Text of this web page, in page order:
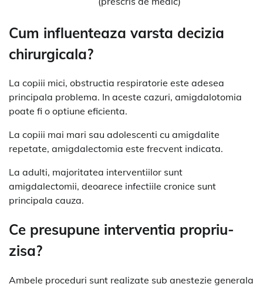
Cum influenteaza varsta decizia
chirurgicala?
La copiii mici, obstructia respiratorie este adesea
principala problema. In aceste cazuri, amigdalotomia
poate fi o optiune eficienta.
La copiii mai mari sau adolescenti cu amigdalite
repetate, amigdalectomia este frecvent indicata.
La adulti, majoritatea interventiilor sunt
amigdalectomii, deoarece infectiile cronice sunt
principala cauza.
Ce presupune interventia propriu-
zisa?
Ambele proceduri sunt realizate sub anestezie generala